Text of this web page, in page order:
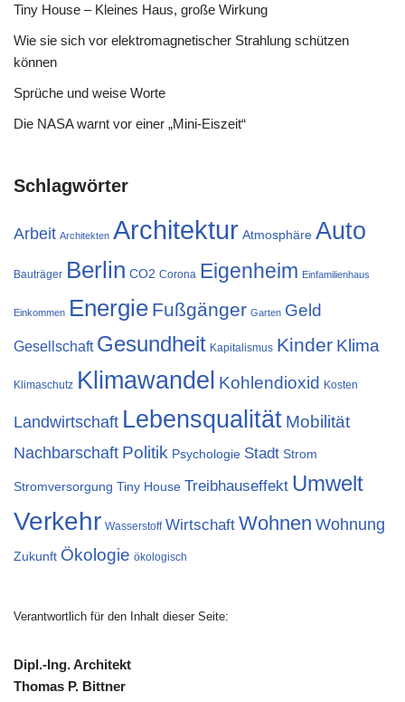
Tiny House – Kleines Haus, große Wirkung
Wie sie sich vor elektromagnetischer Strahlung schützen
können
Sprüche und weise Worte
Die NASA warnt vor einer „Mini-Eiszeit“
Schlagwörter
Arbeit Architekten Architektur Atmosphäre Auto
Bauträger Berlin CO2 Corona Eigenheim Einfamilienhaus
Einkommen Energie Fußgänger Garten Geld
Gesellschaft Gesundheit Kapitalismus Kinder Klima
Klimaschutz Klimawandel Kohlendioxid Kosten
Landwirtschaft Lebensqualität Mobilität
Nachbarschaft Politik Psychologie Stadt Strom
Stromversorgung Tiny House Treibhauseffekt Umwelt
Verkehr Wasserstoff Wirtschaft Wohnen Wohnung
Zukunft Ökologie ökologisch
Verantwortlich für den Inhalt dieser Seite:
Dipl.-Ing. Architekt
Thomas P. Bittner